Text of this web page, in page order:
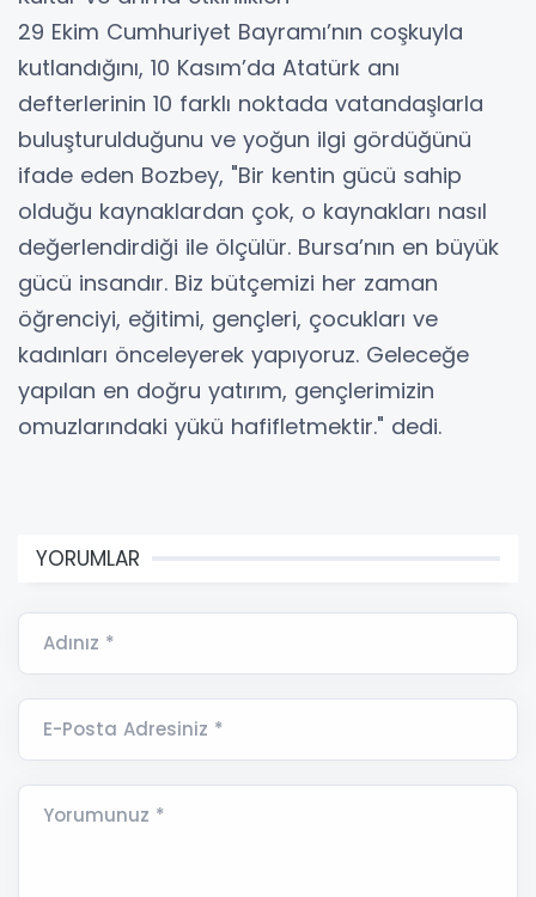
29 Ekim Cumhuriyet Bayramı’nın coşkuyla
kutlandığını, 10 Kasım’da Atatürk anı
defterlerinin 10 farklı noktada vatandaşlarla
buluşturulduğunu ve yoğun ilgi gördüğünü
ifade eden Bozbey, "Bir kentin gücü sahip
olduğu kaynaklardan çok, o kaynakları nasıl
değerlendirdiği ile ölçülür. Bursa’nın en büyük
gücü insandır. Biz bütçemizi her zaman
öğrenciyi, eğitimi, gençleri, çocukları ve
kadınları önceleyerek yapıyoruz. Geleceğe
yapılan en doğru yatırım, gençlerimizin
omuzlarındaki yükü hafifletmektir." dedi.
YORUMLAR
Adınız *
E-Posta Adresiniz *
Yorumunuz *